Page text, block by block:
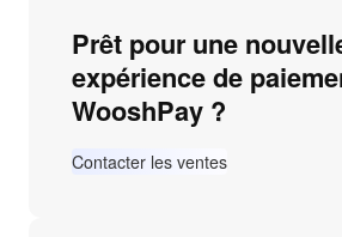
Prêt pour une
expérience de
WooshPay ?
Contacter les ventes